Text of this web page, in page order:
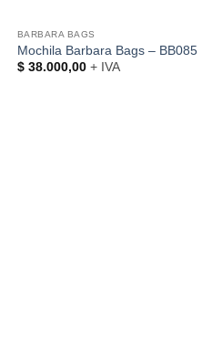
BARBARA BAGS
Mochila Barbara Bags – BB085
$38.000,00+ IVA